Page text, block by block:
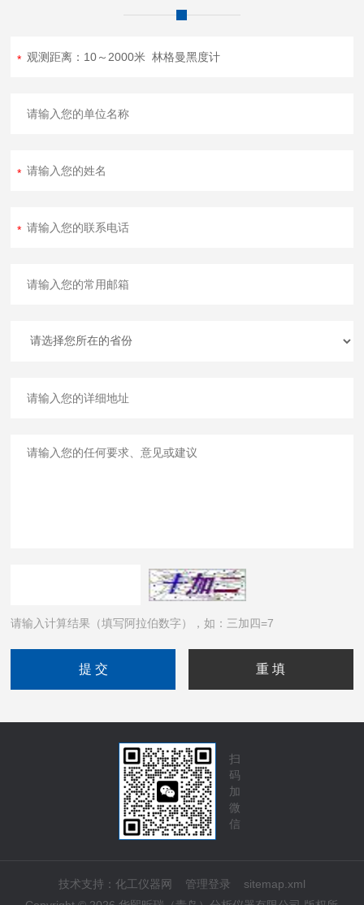
请输入计算结果（填写阿拉伯数字），如：三加四=7
扫
码
加
微
信
技术支持： 化工仪器网 管理登录
sitemap.xml